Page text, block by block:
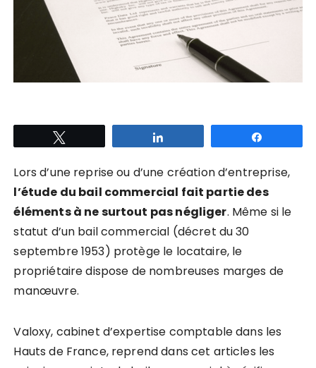
Lors d’une reprise ou d’une création d’entreprise,
l’étude du bail commercial fait partie des
éléments à ne surtout pas négliger. Même si le
statut d’un bail commercial (décret du 30
septembre 1953) protège le locataire, le
propriétaire dispose de nombreuses marges de
manœuvre.
Valoxy, cabinet d’expertise comptable dans les
Hauts de France, reprend dans cet articles les